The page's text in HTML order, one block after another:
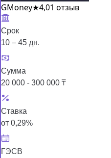
GMoney★4,01 отзыв
Срок
10 – 45 дн.
Сумма
20 000 - 300 000 ₸
Ставка
от 0,29%
ГЭСВ